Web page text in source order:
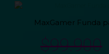
MaxGamer Funda
$99.900